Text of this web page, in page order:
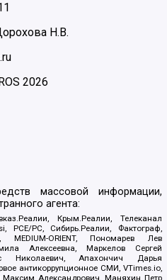
Н.В.
2026
массовой информации,
агента:
Крым.Реалии, Телеканал
PC, Сибирь.Реалии, Фактограф,
ORIENT, Пономарев Лев
Алексеевна, Маркелов Сергей
Николаевич, Апахончич Дарья
антикоррупционное СМИ, VTimes.io,